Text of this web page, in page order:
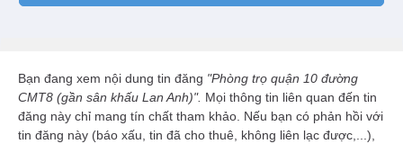
Bạn đang xem nội dung tin đăng "Phòng trọ quận 10 đường
CMT8 (gần sân khấu Lan Anh)". Mọi thông tin liên quan đến tin
đăng này chỉ mang tín chất tham khảo. Nếu bạn có phản hồi với
tin đăng này (báo xấu, tin đã cho thuê, không liên lạc được,...),